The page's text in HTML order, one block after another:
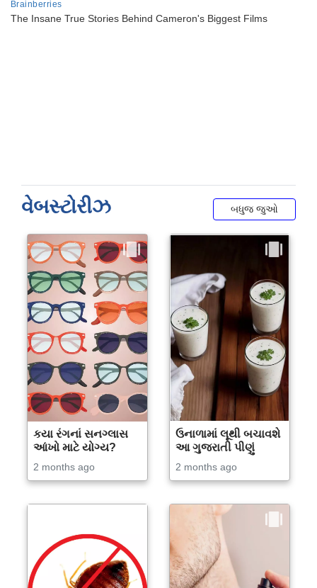
વેબસ્ટોરીઝ બધુજ જુઓ
કયા રંગનાં સનગ્લાસ
આંખો માટે યોગ્ય?
2 months ago
ઉનાળામાં લૂથી બચાવશે
આ ગુજરાતી પીણું
2 months ago